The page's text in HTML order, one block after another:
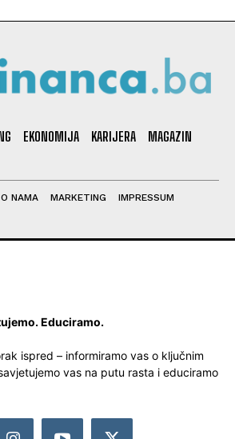
EKONOMIJA KARIJERA
MAGAZIN
O NAMA MARKETING
IMPRESSUM
Educiramo.
ispred – informiramo vas o ključnim
vas na putu rasta i educiramo